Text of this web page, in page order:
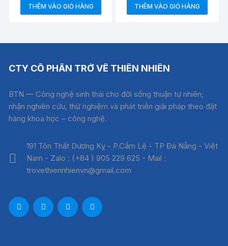
THÊM VÀO GIỎ HÀNG THÊM VÀO GIỎ HÀNG
CTY CỔ PHẦN TRỞ VỀ THIÊN NHIÊN
BTN — Công nghệ sinh thái cho đời sống thuận tự nhiên;
nhận nghiên cứu, thử nghiệm và phát triển giải pháp theo đặt
hàng khoa học – công nghệ.
191 Tôn Thất Dương Kỵ - P.Cẩm Lệ - TP Đà Nẵng - Việt
Nam - Zalo : (+84 ) 905 229 625 - Mail :
trovethiennhienvn@gmail.com